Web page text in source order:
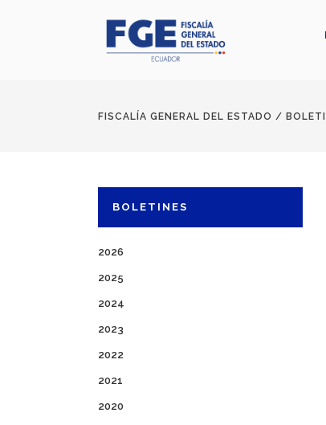
FISCALÍA GENERAL DEL ESTADO /
BOLETINES
2026
2025
2024
2023
2022
2021
2020